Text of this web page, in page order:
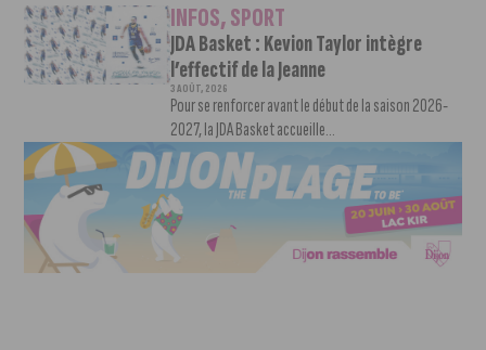
INFOS,SPORT
JDA Basket : Kevion Taylor intègre
l’effectif de la Jeanne
3 AOÛT, 2026
Pour se renforcer avant le début de la saison 2026-
2027, la JDA Basket accueille...